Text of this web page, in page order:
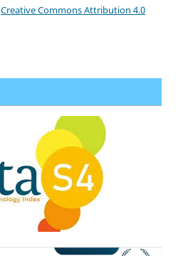
Creative Commons Attribution 4.0